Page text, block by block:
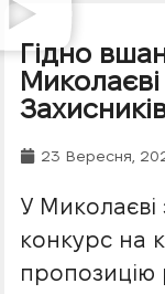
Гідно
23 Вересня,
У Миколаєві
конкурс на
пропозицію